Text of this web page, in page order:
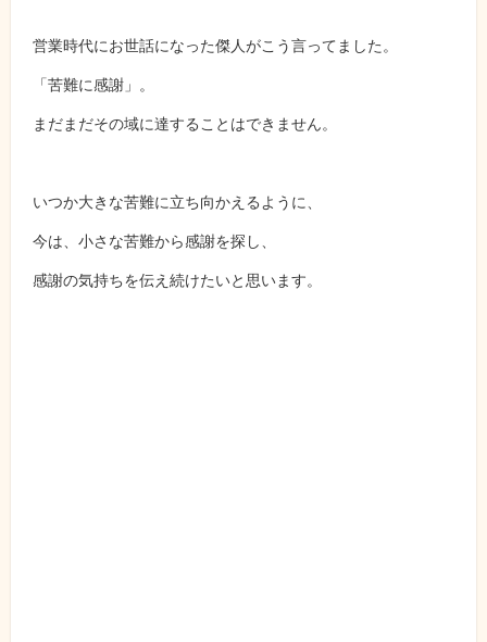
営業時代にお世話になった傑人がこう言ってました。
「苦難に感謝」。
まだまだその域に達することはできません。
いつか大きな苦難に立ち向かえるように、
今は、小さな苦難から感謝を探し、
感謝の気持ちを伝え続けたいと思います。